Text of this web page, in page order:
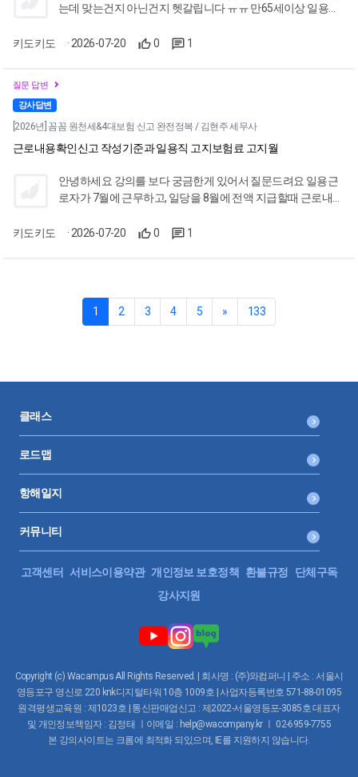
는데 맞는건지 아닌건지 헷갈립니다 ㅠㅠ 만65세이상 일용근
외, 사업주고용안정보험료는 납부 초단시간근로자: 고용보험
키도키도 · 2026-07-20 0 1
질문 답변
강사답변
[2026년] 꼼꼼 원천세&4대보험 신고 완전정복 / 김현주 세무사
근로내용확인신고 작성기준과 일용직 고지보험료 고지월
안녕하세요 강의를 보다 궁금한게 있어서 질문드려요 일용근
로자가 7월에 근무하고, 일당을 8월에 전액 지급할때 근로내용
내용확인신고는 8/15까지 신고하는게 맞는지와 이 일용직
키도키도 · 2026-07-20 0 1
1 2 3 4 5 » 133
클래스
로드맵
항해일지
커뮤니티
고객센터 서비스이용약관 개인정보 보호정책 환불규정
단체구독
강사지원
Copyright (c) Wacampus All Rights Reserved. | 회사명 : (주)와컴퍼니 | 주소 : 서울시
영등포구 영신로 220 knk디지털타워 10층 1009호 | 사업자등록번호 571-88-01095
원격평생교육원 : 제1023호 | 통신판매업신고 : 제2022-서울영등포-3085호 대표자
및 개인정보책임자 : 김정태 ㅣ이메일 : help@wacompany.kr ㅣ 02-6959-7755
본 강의사이트는 크롬에 최적화 되있으며, IE를 지원하지 않습니다.